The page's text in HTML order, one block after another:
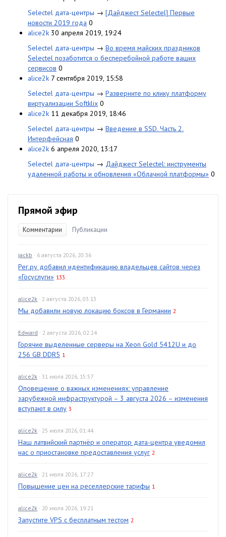
Selectel дата-центры → [Дайджест Selectel] Первые
новости 2019 года 0
alice2k 30 апреля 2019, 19:24
Selectel дата-центры → Во время майских праздников
Selectel позаботится о бесперебойной работе ваших
сервисов 0
alice2k 7 сентября 2019, 15:58
Selectel дата-центры → Разверните по клику платформу
виртуализации Softklix 0
alice2k 11 декабря 2019, 18:46
Selectel дата-центры → Введение в SSD. Часть 2.
Интерфейсная 0
alice2k 6 апреля 2020, 13:17
Selectel дата-центры → Дайджест Selectel: инструменты
удаленной работы и обновления «Облачной платформы» 0
Прямой эфир
Комментарии Публикации
jackb · 6 августа 2026, 20:36
Рег.ру добавил идентификацию владельцев сайтов через
«Госуслуги» 133
alice2k · 2 августа 2026, 03:13
Мы добавили новую локацию боксов в Германии 2
Edward · 2 августа 2026, 02:24
Горячие выделенные серверы на Xeon Gold 5412U и до
256 GB DDR5 1
alice2k · 31 июля 2026, 15:57
Оповещение о важных изменениях: управление
зарубежной инфраструктурой – 3 августа 2026 – изменения
вступают в силу 3
alice2k · 25 июля 2026, 01:44
Наш латвийский партнёр и оператор дата-центра уведомил
нас о приостановке предоставления услуг 2
alice2k · 21 июля 2026, 17:27
Повышение цен на реселлерские тарифы 1
alice2k · 20 июля 2026, 19:21
Запустите VPS с бесплатным тестом 2